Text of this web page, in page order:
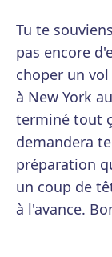
Tu te
pas encore
choper un
à New York
terminé tout
demandera
préparation
un coup de
à l'avance.